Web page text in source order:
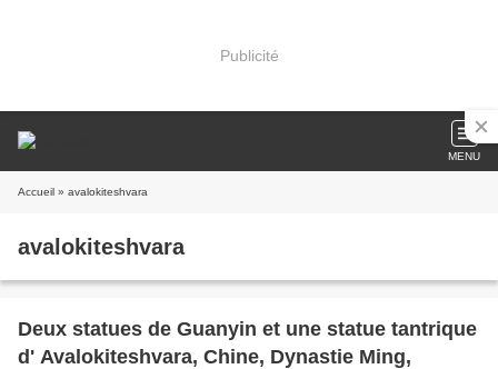
Publicité
MENU
Accueil » avalokiteshvara
avalokiteshvara
Deux statues de Guanyin et une statue tantrique
d' Avalokiteshvara, Chine, Dynastie Ming,